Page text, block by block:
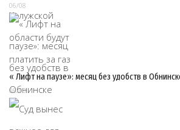
06/08
« Лифт на паузе»: месяц без удобств в
06/08